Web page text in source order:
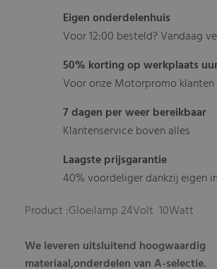
Eigen onderdelenhuis
Voor 12:00 besteld? Vandaag
50% korting op werkplaats
Voor onze Motorpromo klanten
7 dagen per weer bereikbaar
Klantenservice boven alles
Laagste prijsgarantie
40% voordeliger dankzij eigen
Product :Gloeilamp 24Volt 10Watt
We leveren uitsluitend hoogwaardig
materiaal,onderdelen van A-selectie.